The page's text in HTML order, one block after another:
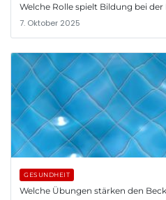
Welche Rolle spielt Bildung bei
7. Oktober 2025
GESUNDHEIT
Welche Übungen stärken den